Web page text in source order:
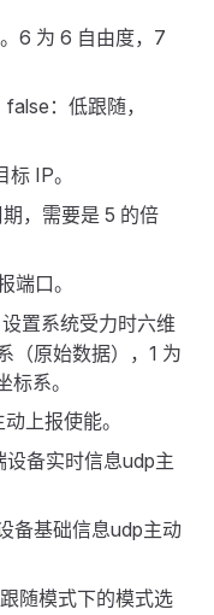
6 为 6 自由度，7
：低跟随，
IP。
，需要是 5 的倍
端口。
设置系统受力时六维
（原始数据），1 为
系。
上报使能。
设备实时信息udp主
备基础信息udp主动
随模式下的模式选